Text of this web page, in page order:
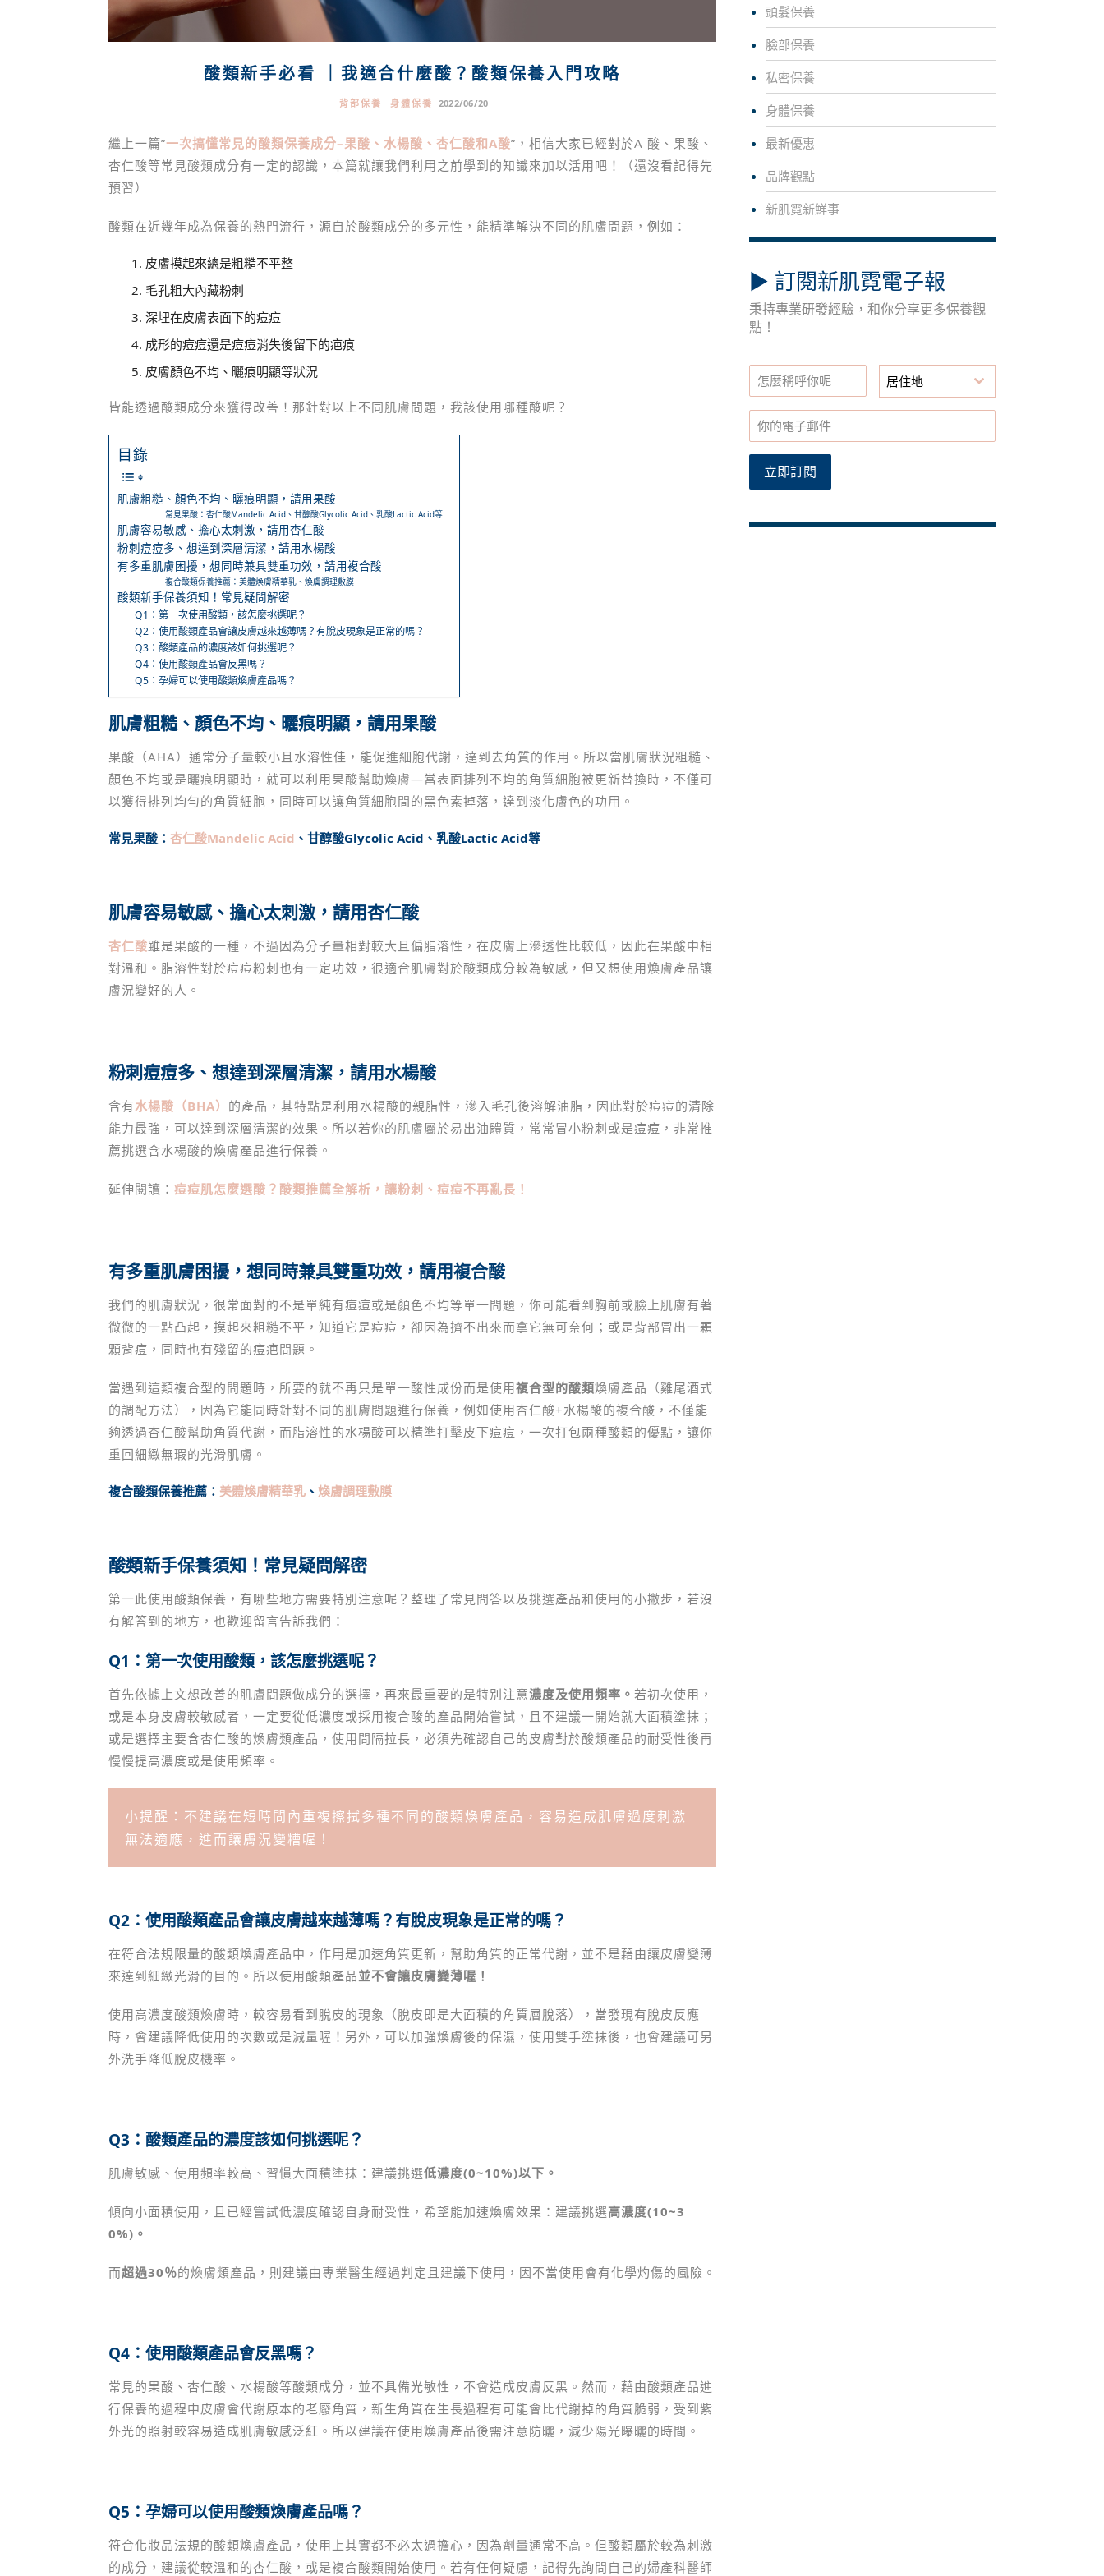
酸類新手必看 ｜我適合什麼酸？酸類保養入門攻略
背部保養 身體保養 2022/06/20
繼上一篇”一次搞懂常見的酸類保養成分–果酸、水楊酸、杏仁酸和A酸”，相信大家已經對於A 酸、果酸、
杏仁酸等常見酸類成分有一定的認識，本篇就讓我們利用之前學到的知識來加以活用吧！（還沒看記得先
預習）
酸類在近幾年成為保養的熱門流行，源自於酸類成分的多元性，能精準解決不同的肌膚問題，例如：
皮膚摸起來總是粗糙不平整
毛孔粗大內藏粉刺
深埋在皮膚表面下的痘痘
成形的痘痘還是痘痘消失後留下的疤痕
皮膚顏色不均、曬痕明顯等狀況
皆能透過酸類成分來獲得改善！那針對以上不同肌膚問題，我該使用哪種酸呢？
目錄
肌膚粗糙、顏色不均、曬痕明顯，請用果酸
常見果酸：杏仁酸Mandelic Acid、甘醇酸Glycolic Acid、乳酸Lactic Acid等
肌膚容易敏感、擔心太刺激，請用杏仁酸
粉刺痘痘多、想達到深層清潔，請用水楊酸
有多重肌膚困擾，想同時兼具雙重功效，請用複合酸
複合酸類保養推薦：美體煥膚精華乳、煥膚調理敷膜
酸類新手保養須知！常見疑問解密
Q1：第一次使用酸類，該怎麼挑選呢？
Q2：使用酸類產品會讓皮膚越來越薄嗎？有脫皮現象是正常的嗎？
Q3：酸類產品的濃度該如何挑選呢？
Q4：使用酸類產品會反黑嗎？
Q5：孕婦可以使用酸類煥膚產品嗎？
肌膚粗糙、顏色不均、曬痕明顯，請用果酸
果酸（AHA）通常分子量較小且水溶性佳，能促進細胞代謝，達到去角質的作用。所以當肌膚狀況粗糙、
顏色不均或是曬痕明顯時，就可以利用果酸幫助煥膚—當表面排列不均的角質細胞被更新替換時，不僅可
以獲得排列均勻的角質細胞，同時可以讓角質細胞間的黑色素掉落，達到淡化膚色的功用。
常見果酸： 杏仁酸Mandelic Acid 、甘醇酸Glycolic Acid、乳酸Lactic Acid等
肌膚容易敏感、擔心太刺激，請用杏仁酸
杏仁酸雖是果酸的一種，不過因為分子量相對較大且偏脂溶性，在皮膚上滲透性比較低，因此在果酸中相
對溫和。脂溶性對於痘痘粉刺也有一定功效，很適合肌膚對於酸類成分較為敏感，但又想使用煥膚產品讓
膚況變好的人。
粉刺痘痘多、想達到深層清潔，請用水楊酸
含有水楊酸（BHA） 的產品，其特點是利用水楊酸的親脂性，滲入毛孔後溶解油脂，因此對於痘痘的清除
能力最強，可以達到深層清潔的效果。所以若你的肌膚屬於易出油體質，常常冒小粉刺或是痘痘，非常推
薦挑選含水楊酸的煥膚產品進行保養。
延伸閱讀： 痘痘肌怎麼選酸？酸類推薦全解析，讓粉刺、痘痘不再亂長！
有多重肌膚困擾，想同時兼具雙重功效，請用複合酸
我們的肌膚狀況，很常面對的不是單純有痘痘或是顏色不均等單一問題，你可能看到胸前或臉上肌膚有著
微微的一點凸起，摸起來粗糙不平，知道它是痘痘，卻因為擠不出來而拿它無可奈何；或是背部冒出一顆
顆背痘，同時也有殘留的痘疤問題。
當遇到這類複合型的問題時，所要的就不再只是單一酸性成份而是使用複合型的酸類煥膚產品（雞尾酒式
的調配方法），因為它能同時針對不同的肌膚問題進行保養，例如使用杏仁酸+水楊酸的複合酸，不僅能
夠透過杏仁酸幫助角質代謝，而脂溶性的水楊酸可以精準打擊皮下痘痘，一次打包兩種酸類的優點，讓你
重回細緻無瑕的光滑肌膚。
複合酸類保養推薦： 美體煥膚精華乳 、 煥膚調理敷膜
酸類新手保養須知！常見疑問解密
第一此使用酸類保養，有哪些地方需要特別注意呢？整理了常見問答以及挑選產品和使用的小撇步，若沒
有解答到的地方，也歡迎留言告訴我們：
Q1 ：第一次使用酸類，該怎麼挑選呢？
首先依據上文想改善的肌膚問題做成分的選擇，再來最重要的是特別注意濃度及使用頻率。 若初次使用，
或是本身皮膚較敏感者，一定要從低濃度或採用複合酸的產品開始嘗試，且不建議一開始就大面積塗抹；
或是選擇主要含杏仁酸的煥膚類產品，使用間隔拉長，必須先確認自己的皮膚對於酸類產品的耐受性後再
慢慢提高濃度或是使用頻率。
小提醒：不建議在短時間內重複擦拭多種不同的酸類煥膚產品，容易造成肌膚過度刺激
無法適應，進而讓膚況變糟喔！
Q2：使用酸類產品會讓皮膚越來越薄嗎？有脫皮現象是正常的嗎？
在符合法規限量的酸類煥膚產品中，作用是加速角質更新，幫助角質的正常代謝，並不是藉由讓皮膚變薄
來達到細緻光滑的目的。所以使用酸類產品並不會讓皮膚變薄喔！
使用高濃度酸類煥膚時，較容易看到脫皮的現象（脫皮即是大面積的角質層脫落），當發現有脫皮反應
時，會建議降低使用的次數或是減量喔！另外，可以加強煥膚後的保濕，使用雙手塗抹後，也會建議可另
外洗手降低脫皮機率。
Q3：酸類產品的濃度該如何挑選呢？
肌膚敏感、使用頻率較高、習慣大面積塗抹：建議挑選低濃度(0~10%)以下。
傾向小面積使用，且已經嘗試低濃度確認自身耐受性，希望能加速煥膚效果：建議挑選高濃度(10~3
0%)。
而超過30％的煥膚類產品，則建議由專業醫生經過判定且建議下使用，因不當使用會有化學灼傷的風險。
Q4 ：使用酸類產品會反黑嗎？
常見的果酸、杏仁酸、水楊酸等酸類成分，並不具備光敏性，不會造成皮膚反黑。然而，藉由酸類產品進
行保養的過程中皮膚會代謝原本的老廢角質，新生角質在生長過程有可能會比代謝掉的角質脆弱，受到紫
外光的照射較容易造成肌膚敏感泛紅。所以建議在使用煥膚產品後需注意防曬，減少陽光曝曬的時間。
Q5 ：孕婦可以使用酸類煥膚產品嗎？
符合化妝品法規的酸類煥膚產品，使用上其實都不必太過擔心，因為劑量通常不高。但酸類屬於較為刺激
的成分，建議從較溫和的杏仁酸，或是複合酸類開始使用。若有任何疑慮，記得先詢問自己的婦產科醫師
頭髮保養
臉部保養
私密保養
身體保養
最新優惠
品牌觀點
新肌霓新鮮事
▶︎ 訂閱新肌霓電子報
秉持專業研發經驗，和你分享更多保養觀
點！
居住地
立即訂閱